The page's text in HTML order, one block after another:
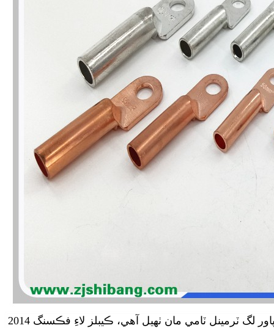
2014 نئون ماڊل ڪاپر ايلومينيم ٽرمينل لگ، پاور لگ ٽرمينل ٽامي مان ٺهيل آهي، ڪيبلز لاءِ فڪسنگ